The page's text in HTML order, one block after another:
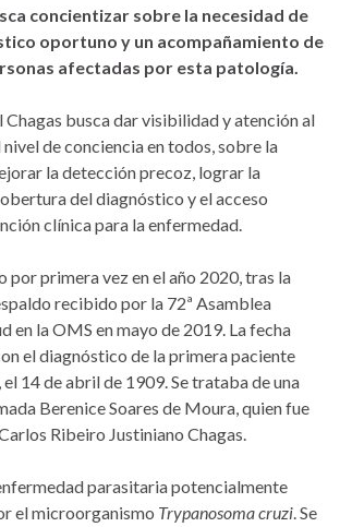
concientizar sobre la necesidad de
oportuno y un acompañamiento de
afectadas por esta patología.
Chagas busca dar visibilidad y atención al
nivel de conciencia en todos, sobre la
la detección precoz, lograr la
del diagnóstico y el acceso
clínica para la enfermedad.
por primera vez en el año 2020, tras la
recibido por la 72ª Asamblea
en la OMS en mayo de 2019. La fecha
el diagnóstico de la primera paciente
14 de abril de 1909. Se trataba de una
Berenice Soares de Moura, quien fue
Ribeiro Justiniano Chagas.
parasitaria potencialmente
el microorganismo Trypanosoma cruzi. Se